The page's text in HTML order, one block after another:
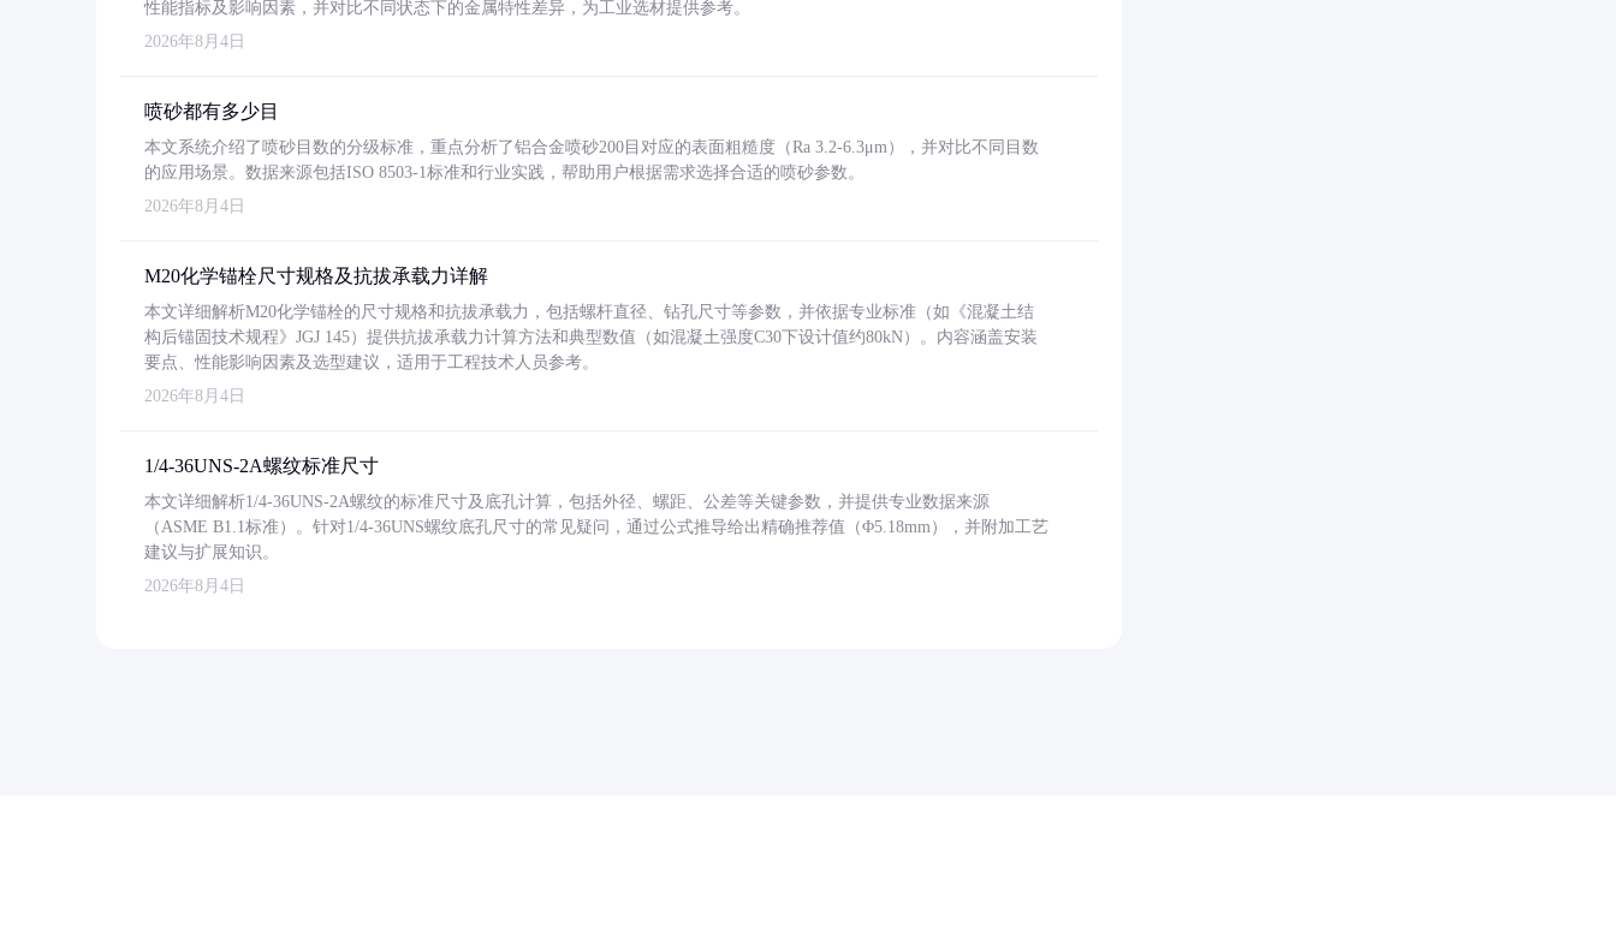
性能指标及影响因素，并对比不同状态下的金属特性差异，为工业选材提供参考。
2026年8月4日
喷砂都有多少目
本文系统介绍了喷砂目数的分级标准，重点分析了铝合金喷砂200目对应的表面粗糙度（Ra 3.2-6.3μm），并对比不同目数
的应用场景。数据来源包括ISO 8503-1标准和行业实践，帮助用户根据需求选择合适的喷砂参数。
2026年8月4日
M20化学锚栓尺寸规格及抗拔承载力详解
本文详细解析M20化学锚栓的尺寸规格和抗拔承载力，包括螺杆直径、钻孔尺寸等参数，并依据专业标准（如《混凝土结
构后锚固技术规程》JGJ 145）提供抗拔承载力计算方法和典型数值（如混凝土强度C30下设计值约80kN）。内容涵盖安装
要点、性能影响因素及选型建议，适用于工程技术人员参考。
2026年8月4日
1/4-36UNS-2A螺纹标准尺寸
本文详细解析1/4-36UNS-2A螺纹的标准尺寸及底孔计算，包括外径、螺距、公差等关键参数，并提供专业数据来源
（ASME B1.1标准）。针对1/4-36UNS螺纹底孔尺寸的常见疑问，通过公式推导给出精确推荐值（Φ5.18mm），并附加工艺
建议与扩展知识。
2026年8月4日